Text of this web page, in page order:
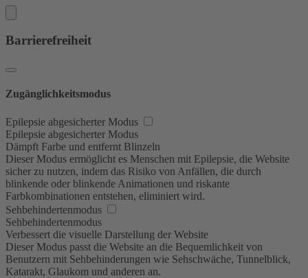
Barrierefreiheit
Zugänglichkeitsmodus
Epilepsie abgesicherter Modus
Epilepsie abgesicherter Modus
Dämpft Farbe und entfernt Blinzeln
Dieser Modus ermöglicht es Menschen mit Epilepsie, die Website
sicher zu nutzen, indem das Risiko von Anfällen, die durch
blinkende oder blinkende Animationen und riskante
Farbkombinationen entstehen, eliminiert wird.
Sehbehindertenmodus
Sehbehindertenmodus
Verbessert die visuelle Darstellung der Website
Dieser Modus passt die Website an die Bequemlichkeit von
Benutzern mit Sehbehinderungen wie Sehschwäche, Tunnelblick,
Katarakt, Glaukom und anderen an.